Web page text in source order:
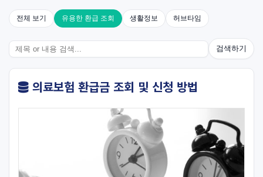
전체 보기 유용한 환급 조회 생활정보 허브타임
검색하기
의료보험 환급금 조회 및 신청 방법